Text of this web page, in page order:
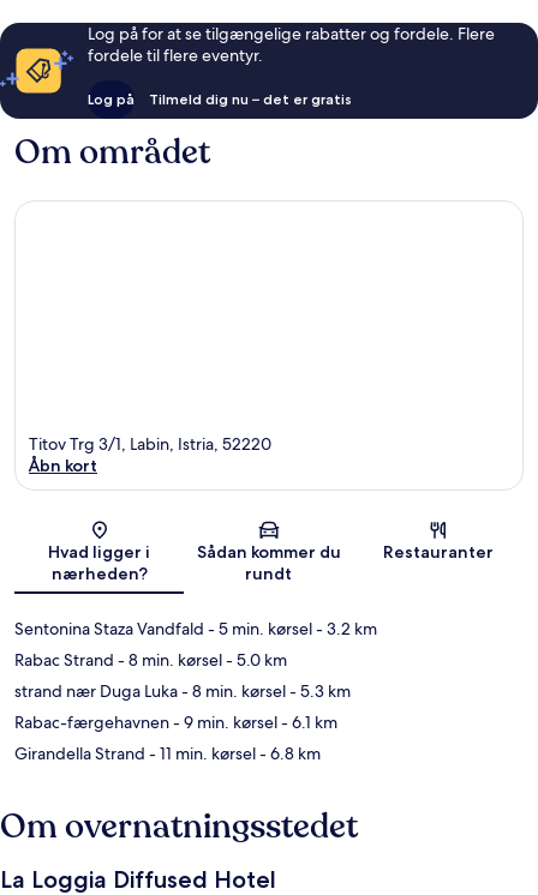
Log på for at se tilgængelige rabatter og fordele. Flere
fordele til flere eventyr.
Log på Tilmeld dig nu – det er gratis
Om området
Kort
Titov Trg 3/1, Labin, Istria, 52220
Åbn kort
Hvad ligger i
nærheden?
Sådan kommer du
rundt
Restauranter
Sentonina Staza Vandfald - 5 min. kørsel- 3.2 km
Rabac Strand - 8 min. kørsel- 5.0 km
strand nær Duga Luka- 8 min. kørsel- 5.3 km
Rabac-færgehavnen- 9 min. kørsel- 6.1 km
Girandella Strand - 11 min. kørsel- 6.8 km
Om overnatningsstedet
La Loggia Diffused Hotel